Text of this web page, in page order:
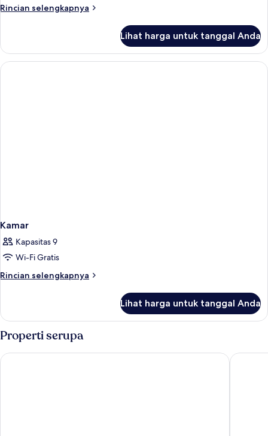
Rincian selengkapnya
Rincian
Kamar
Lihat harga untuk tanggal Anda
Kamar
Kapasitas 9
Wi-Fi Gratis
Rincian selengkapnya
Rincian
Kamar
Lihat harga untuk tanggal Anda
Properti serupa
SAii Phi Phi Island Village Phi Phi